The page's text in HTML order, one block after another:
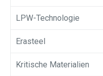
LPW-Technologie
Erasteel
Kritische Materialien